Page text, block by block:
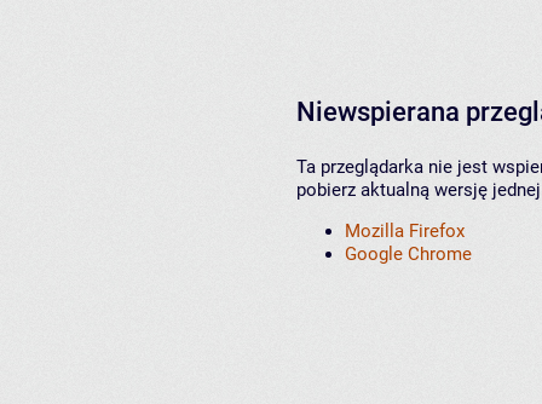
Niewspierana
Ta przeglądarka nie jest
pobierz aktualną wersję
Mozilla Firefox
Google Chrome